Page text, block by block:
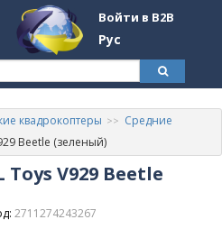
Войти в B2B
Рус
квадрокоптеры
Средние
Beetle (зеленый)
V929 Beetle
2711274243267